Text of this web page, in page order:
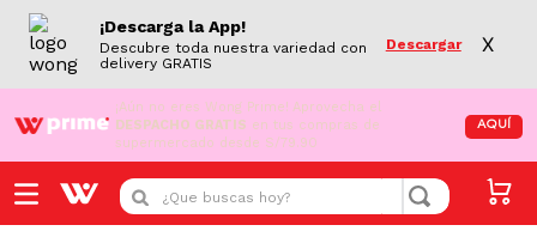
¡Descarga la App!
Descubre toda nuestra variedad con
delivery GRATIS
Descargar X
¡Aún no eres Wong Prime! Aprovecha el
DESPACHO GRATIS en tus compras de
supermercado desde S/79.90
AQUÍ
¿Que buscas hoy?